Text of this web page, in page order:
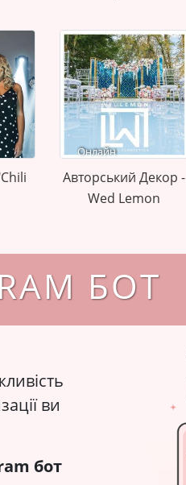
Онлайн
Авторський Декор -
Wed Lemon
БОТ
ви
бот